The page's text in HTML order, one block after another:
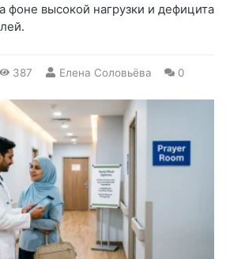
фоне высокой нагрузки и дефицита
387 Елена Соловьёва 0